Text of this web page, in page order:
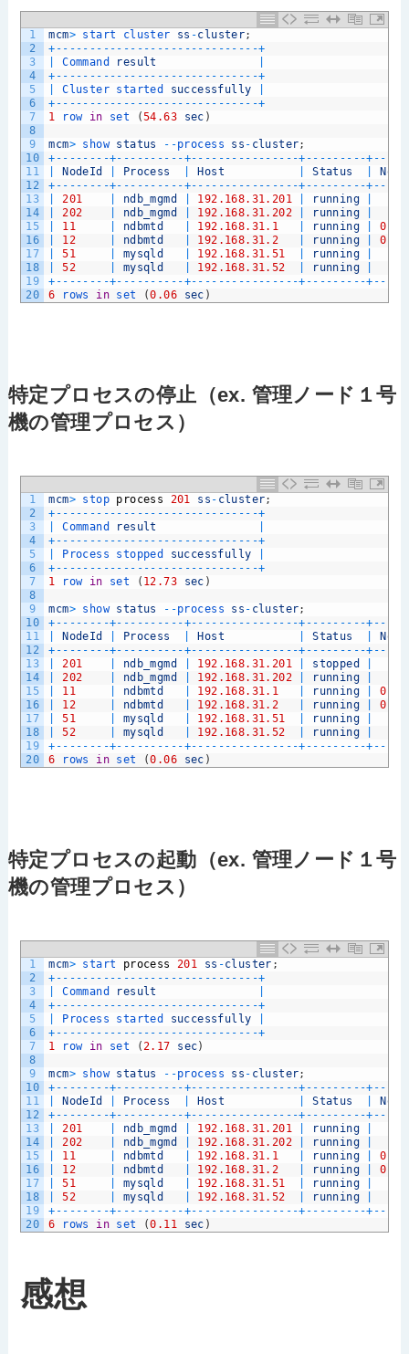
1
2
3
4
5
6
7
8
9
10
11
12
13
14
15
16
17
18
19
20
mcm> start cluster ss -cluster;
+ -- -- -- -- -- -- -- -- -- -- -- -- -- -- --+
Command result
+ -- -- -- -- -- -- -- -- -- -- -- -- -- -- --+
Cluster started successfully
+ -- -- -- -- -- -- -- -- -- -- -- -- -- -- --+
1
row in set (54.63 sec )
mcm> show status --process ss - cluster;
+ -- -- -- --+-- -- -- -- --+-- -- -- -- -- -- -- --+ -- -- -- -- -+ --
NodeId Process Host Status
+ -- -- -- --+-- -- -- -- --+-- -- -- -- -- -- -- --+ -- -- -- -- -+ --
201 ndb_mgmd 192.168.31.201 running
202 ndb_mgmd 192.168.31.202 running
11 ndbmtd 192.168.31.1 running
0
12 ndbmtd 192.168.31.2 running
0
51 mysqld 192.168.31.51 running
52 mysqld 192.168.31.52 running
+ -- -- -- --+-- -- -- -- --+-- -- -- -- -- -- -- --+ -- -- -- -- -+ --
6
rows in set (0.06 sec )
特定プロセスの停止（ex. 管理ノード１号
機の管理プロセス）
1
2
3
4
5
6
7
8
9
10
11
12
13
14
15
16
17
18
19
20
mcm> stop process 201 ss - cluster;
+ -- -- -- -- -- -- -- -- -- -- -- -- -- -- --+
Command result
+ -- -- -- -- -- -- -- -- -- -- -- -- -- -- --+
Process stopped successfully
+ -- -- -- -- -- -- -- -- -- -- -- -- -- -- --+
1
row in set ( 12.73 sec )
mcm> show status --process ss - cluster;
+ -- -- -- --+-- -- -- -- --+-- -- -- -- -- -- -- --+ -- -- -- -- -+ --
NodeId Process Host Status
+ -- -- -- --+-- -- -- -- --+-- -- -- -- -- -- -- --+ -- -- -- -- -+ --
201 ndb_mgmd 192.168.31.201 stopped
202 ndb_mgmd 192.168.31.202 running
11 ndbmtd 192.168.31.1 running
0
12 ndbmtd 192.168.31.2 running
0
51 mysqld 192.168.31.51 running
52 mysqld 192.168.31.52 running
+ -- -- -- --+-- -- -- -- --+-- -- -- -- -- -- -- --+ -- -- -- -- -+ --
6
rows in set (0.06 sec )
特定プロセスの起動（ex. 管理ノード１号
機の管理プロセス）
1
2
3
4
5
6
7
8
9
10
11
12
13
14
15
16
17
18
19
20
mcm> start process 201 ss -cluster ;
+ -- -- -- -- -- -- -- -- -- -- -- -- -- -- --+
Command result
+ -- -- -- -- -- -- -- -- -- -- -- -- -- -- --+
Process started successfully
+ -- -- -- -- -- -- -- -- -- -- -- -- -- -- --+
1
row in set (2.17 sec)
mcm> show status --process ss - cluster;
+ -- -- -- --+-- -- -- -- --+-- -- -- -- -- -- -- --+ -- -- -- -- -+ --
NodeId Process Host Status
+ -- -- -- --+-- -- -- -- --+-- -- -- -- -- -- -- --+ -- -- -- -- -+ --
201 ndb_mgmd 192.168.31.201 running
202 ndb_mgmd 192.168.31.202 running
11 ndbmtd 192.168.31.1 running
0
12 ndbmtd 192.168.31.2 running
0
51 mysqld 192.168.31.51 running
52 mysqld 192.168.31.52 running
+ -- -- -- --+-- -- -- -- --+-- -- -- -- -- -- -- --+ -- -- -- -- -+ --
6
rows in set (0.11 sec )
感想